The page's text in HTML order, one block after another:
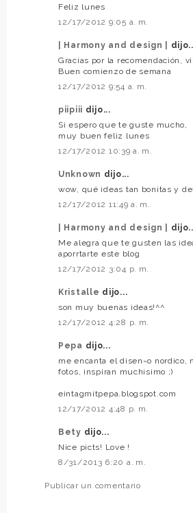
Feliz lunes
12/17/2012 9:05 a. m.
| Harmony and design |
Gracias por la recomendación,
Buen comienzo de semana
12/17/2012 9:54 a. m.
piipiii dijo...
Si espero que te guste mucho,
muy buen feliz lunes
12/17/2012 10:39 a. m.
Unknown dijo...
wow, qué ideas tan bonitas y
12/17/2012 11:49 a. m.
| Harmony and design |
Me alegra que te gusten las
aporrtarte este blog
12/17/2012 3:04 p. m.
Kristalle dijo...
son muy buenas ideas!^^
12/17/2012 4:28 p. m.
Pepa dijo...
me encanta el disen~o nordico,
fotos, inspiran muchisimo ;)
eintagmitpepa.blogspot.com
12/17/2012 4:48 p. m.
Bety dijo...
Nice picts! Love !
8/31/2013 6:20 a. m.
Publicar un comentario